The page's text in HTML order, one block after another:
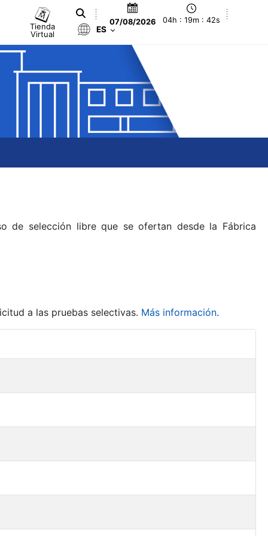
Tienda
Virtual
07/08/2026 04h : 19m : 42s
ES
de selección libre que se ofertan desde la Fábrica
a las pruebas selectivas. Más información.